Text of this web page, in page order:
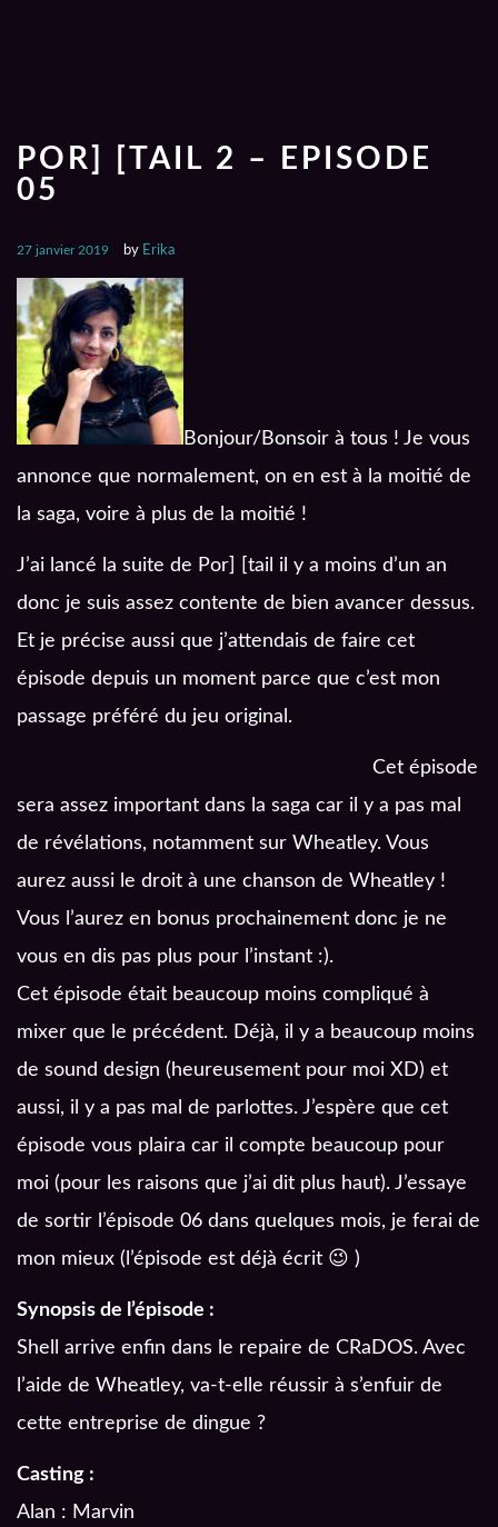
POR] [TAIL 2 – EPISODE
05
27 janvier 2019 by Erika
Bonjour/Bonsoir à tous ! Je vous
annonce que normalement, on en est à la moitié de
la saga, voire à plus de la moitié !
J’ai lancé la suite de Por] [tail il y a moins d’un an
donc je suis assez contente de bien avancer dessus.
Et je précise aussi que j’attendais de faire cet
épisode depuis un moment parce que c’est mon
passage préféré du jeu original.
Cet épisode
sera assez important dans la saga car il y a pas mal
de révélations, notamment sur Wheatley. Vous
aurez aussi le droit à une chanson de Wheatley !
Vous l’aurez en bonus prochainement donc je ne
vous en dis pas plus pour l’instant :).
Cet épisode était beaucoup moins compliqué à
mixer que le précédent. Déjà, il y a beaucoup moins
de sound design (heureusement pour moi XD) et
aussi, il y a pas mal de parlottes. J’espère que cet
épisode vous plaira car il compte beaucoup pour
moi (pour les raisons que j’ai dit plus haut). J’essaye
de sortir l’épisode 06 dans quelques mois, je ferai de
mon mieux (l’épisode est déjà écrit 😉 )
Synopsis de l’épisode :
Shell arrive enfin dans le repaire de CRaDOS. Avec
l’aide de Wheatley, va-t-elle réussir à s’enfuir de
cette entreprise de dingue ?
Casting :
Alan : Marvin